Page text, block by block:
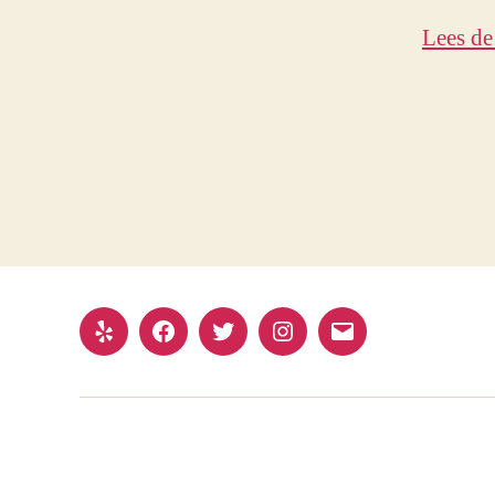
Lees
Yelp FacebookTwitterInstagram
E-